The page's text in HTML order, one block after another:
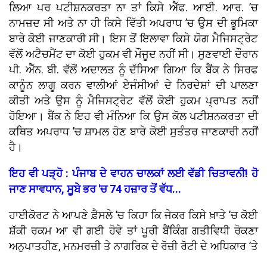
ਲਿਆ ਪਰ ਪਟੀਸ਼ਨਕਰਤਾ ਨਾ ਤਾਂ ਕਿਸੇ ਐੱਫ. ਆਈ. ਆਰ. ’ਚ
ਨਾਮਜ਼ਦ ਸੀ ਅਤੇ ਨਾ ਹੀ ਕਿਸੇ ਵਿੱਤੀ ਅਪਰਾਧ ’ਚ ਉਸ ਦੀ ਭੂਮਿਕਾ
ਬਾਰੇ ਕੋਈ ਜਾਣਕਾਰੀ ਸੀ। ਇਸ ਤੋਂ ਇਲਾਵਾ ਕਿਸੇ ਯੋਗ ਮੈਜਿਸਟ੍ਰੇਟ
ਵੱਲੋਂ ਅਟੈਚਮੈਂਟ ਦਾ ਕੋਈ ਹੁਕਮ ਵੀ ਮੌਜੂਦ ਨਹੀਂ ਸੀ। ਸੁਣਵਾਈ ਦੌਰਾਨ
ਪੀ. ਐੱਨ. ਬੀ. ਵੱਲੋਂ ਅਦਾਲਤ ਨੂੰ ਦੱਸਿਆ ਗਿਆ ਕਿ ਬੈਂਕ ਨੇ ਸਿਰਫ
ਕਾਨੂੰਨ ਲਾਗੂ ਕਰਨ ਵਾਲੀਆਂ ਏਜੰਸੀਆਂ ਦੇ ਨਿਰਦੇਸ਼ਾਂ ਦੀ ਪਾਲਣਾ
ਕੀਤੀ ਅਤੇ ਉਸ ਨੂੰ ਮੈਜਿਸਟ੍ਰੇਟ ਵੱਲੋਂ ਕੋਈ ਹੁਕਮ ਪ੍ਰਾਪਤ ਨਹੀਂ
ਹੋਇਆ। ਬੈਂਕ ਨੇ ਇਹ ਵੀ ਮੰਨਿਆ ਕਿ ਉਸ ਕੋਲ ਪਟੀਸ਼ਨਕਰਤਾ ਦੀ
ਕਥਿਤ ਅਪਰਾਧ ’ਚ ਸ਼ਾਮਲ ਹੋਣ ਬਾਰੇ ਕੋਈ ਸੁਤੰਤਰ ਜਾਣਕਾਰੀ ਨਹੀਂ
ਹੈ।
ਇਹ ਵੀ ਪੜ੍ਹੋ : ਪੰਜਾਬ ਦੇ ਵਾਹਨ ਚਾਲਕਾਂ ਲਈ ਵੱਡੀ ਚਿਤਾਵਨੀ! ਹੋ
ਜਾਣ ਸਾਵਧਾਨ, ਸੂਬੇ ਭਰ 'ਚ 74 ਹਜ਼ਾਰ ਤੋਂ ਵੱਧ...
ਹਾਈਕੋਰਟ ਨੇ ਆਪਣੇ ਫ਼ੈਸਲੇ ’ਚ ਕਿਹਾ ਕਿ ਜੇਕਰ ਕਿਸੇ ਖ਼ਾਤੇ ’ਚ ਕੋਈ
ਸ਼ੱਕੀ ਰਕਮ ਆ ਵੀ ਗਈ ਹੋਵੇ ਤਾਂ ਪੂਰੀ ਬੈਂਕਿੰਗ ਗਤੀਵਿਧੀ ਰੋਕਣਾ
ਅਨੁਪਾਤਹੀਣ, ਮਨਮਰਜ਼ੀ ਤੇ ਨਾਗਰਿਕ ਦੇ ਰੋਜ਼ੀ ਰੋਟੀ ਦੇ ਅਧਿਕਾਰ ’ਤੇ